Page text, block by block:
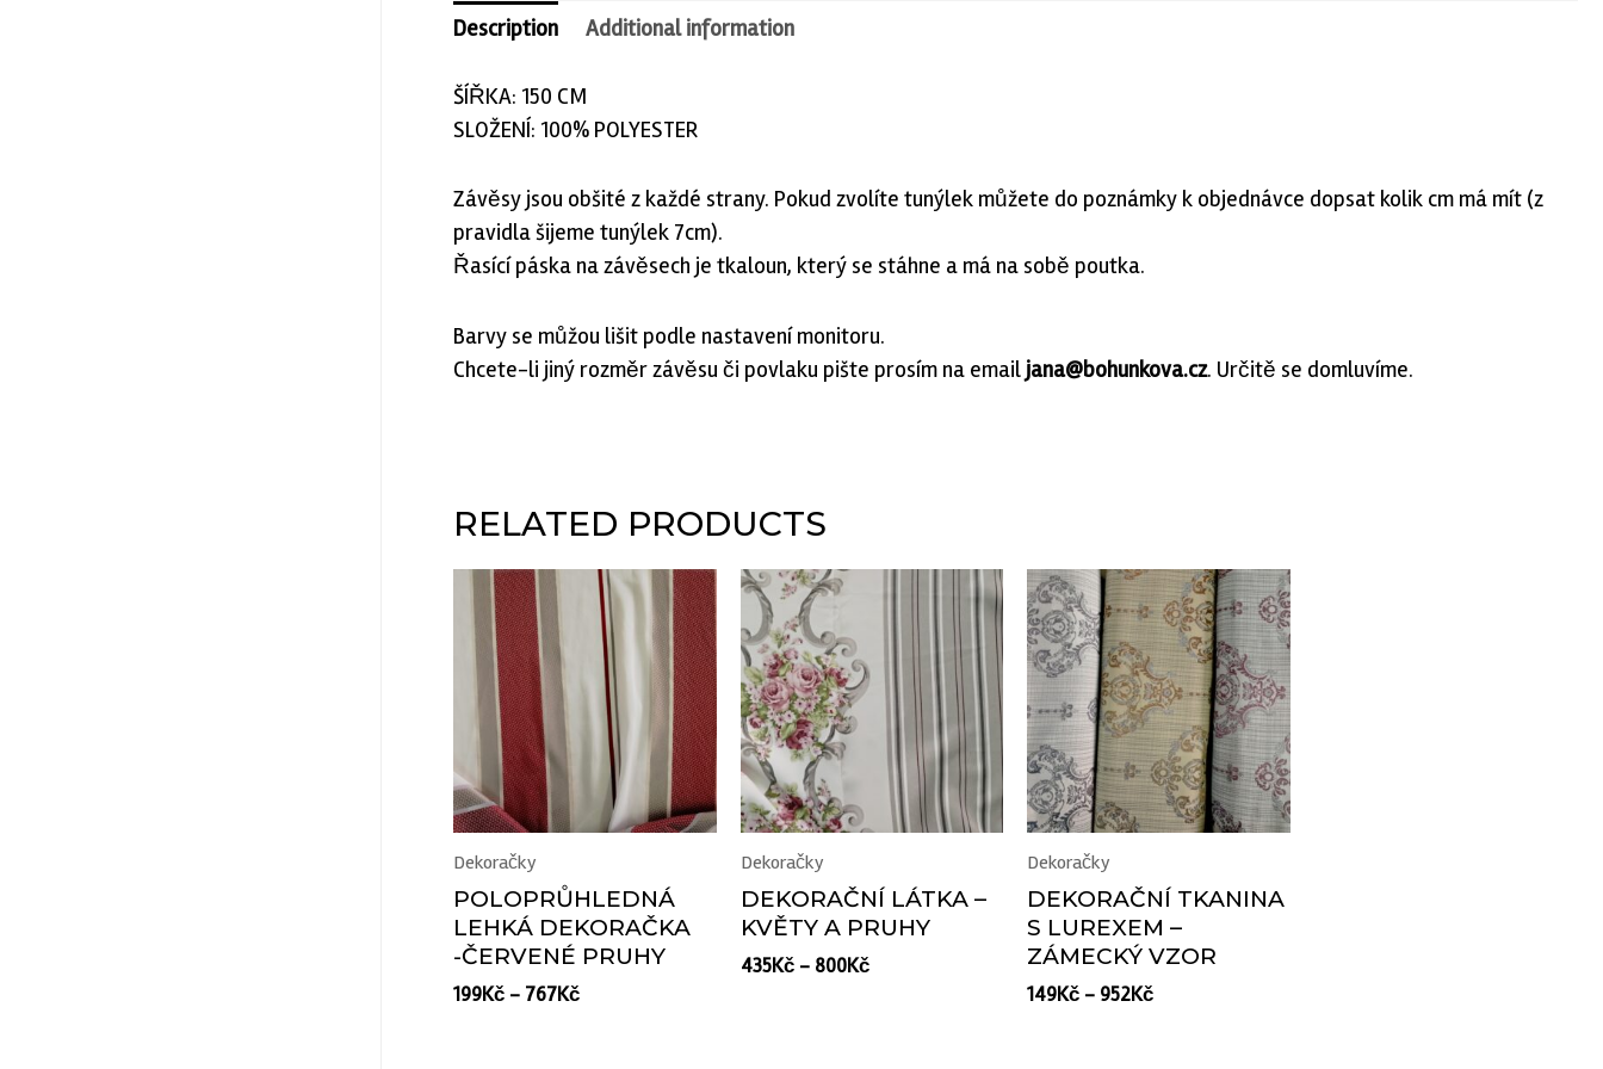
Description Additional information
ŠÍŘKA: 150 CM
SLOŽENÍ: 100% POLYESTER
Závěsy jsou obšité z každé strany. Pokud zvolíte tunýlek můžete do poznámky k objednávce dopsat kolik cm má mít (z
pravidla šijeme tunýlek 7cm).
Řasící páska na závěsech je tkaloun, který se stáhne a má na sobě poutka.
Barvy se můžou lišit podle nastavení monitoru.
Chcete-li jiný rozměr závěsu či povlaku pište prosím na email jana@bohunkova.cz. Určitě se domluvíme.
RELATED PRODUCTS
Dekoračky
POLOPRŮHLEDNÁ
LEHKÁ DEKORAČKA
-ČERVENÉ PRUHY
199Kč– 767Kč
Dekoračky
DEKORAČNÍ LÁTKA –
KVĚTY A PRUHY
435Kč– 800Kč
Dekoračky
DEKORAČNÍ TKANINA
S LUREXEM –
ZÁMECKÝ VZOR
149Kč – 952Kč